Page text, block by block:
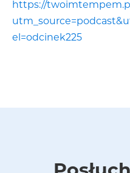
https://
el=odcinek225